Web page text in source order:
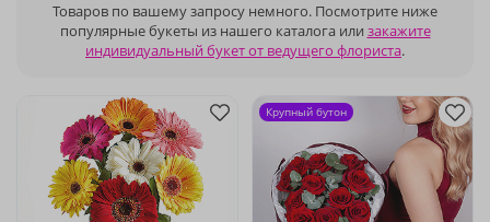
Товаров по вашему запросу немного. Посмотрите ниже
популярные букеты из нашего каталога или закажите
индивидуальный букет от ведущего флориста.
Крупный бутон